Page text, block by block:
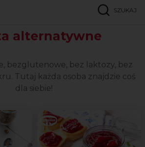
SZUKAJ
Ciasta alternatywne
alternatywne
bezglutenowe, bez laktozy, bez
Tutaj każda osoba znajdzie coś
dla siebie!